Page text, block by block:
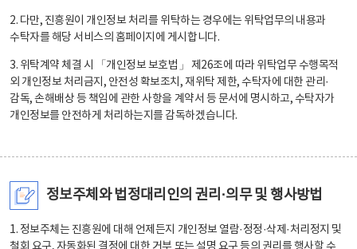
2. 다만, 진흥원이 개인정보 처리를 위탁하는 경우에는 위탁업무의 내용과
수탁자를 해당 서비스의 홈페이지에 게시합니다.
3. 위탁계약 체결 시 「개인정보 보호법」 제26조에 따라 위탁업무 수행목적
외 개인정보 처리금지, 안전성 확보조치, 재위탁 제한, 수탁자에 대한 관리·
감독, 손해배상 등 책임에 관한 사항을 계약서 등 문서에 명시하고, 수탁자가
개인정보를 안전하게 처리하는지를 감독하겠습니다.
정보주체와 법정대리인의 권리·의무 및 행사방법
1. 정보주체는 진흥원에 대해 언제든지 개인정보 열람·정정·삭제·처리정지 및
철회 요구, 자동화된 결정에 대한 거부 또는 설명 요구 등의 권리를 행사할 수